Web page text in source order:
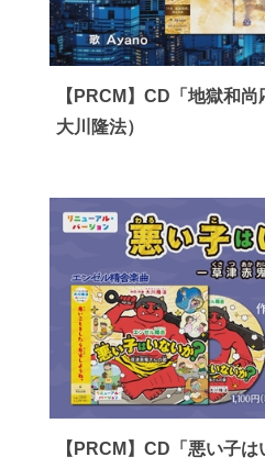
【PRCM】CD「地獄和
大川隆法）
【PRCM】CD「悪い子